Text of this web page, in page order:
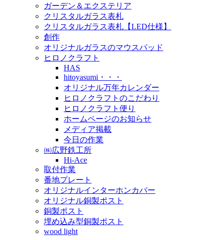
ガーデン＆エクステリア
クリスタルガラス表札
クリスタルガラス表札【LED仕様】
創作
オリジナルガラスのマウスパッド
ヒロノクラフト
HAS
hitoyasumi・・・
オリジナル万年カレンダー
ヒロノクラフトのこだわり
ヒロノクラフト便り
ホームページのお知らせ
メディア掲載
今日の作業
㈱広野鉄工所
Hi-Ace
取付作業
番地プレート
オリジナルインターホンカバー
オリジナル銅製ポスト
銅製ポスト
埋め込み型銅製ポスト
wood light